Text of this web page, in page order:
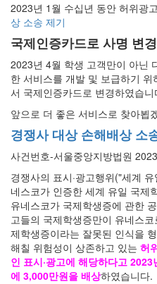
2023년 1월 수십년 동안 허위광
상 소송 제기
국제인증카드로 사명 변경
2023년 4월 학생 고객만이 아닌
한 서비스를 개발 및 보급하기
서 국제인증카드로 변경하였습니
앞으로 더 좋은 서비스로 찾아뵙
경쟁사 대상 손해배상 소
사건번호-서울중앙지방법원 2023
경쟁사의 표시·광고행위("세계
네스코가 인증한 세계 유일 국제
유네스코가 국제학생증에 관한
고들의 국제학생증만이 유네스
제학생증이라는 잘못된 인식을
해칠 위험성이 상존하고 있는 허
인 표시·광고에 해당하다고 2023
에 3,000만원을 배상하였습니다.